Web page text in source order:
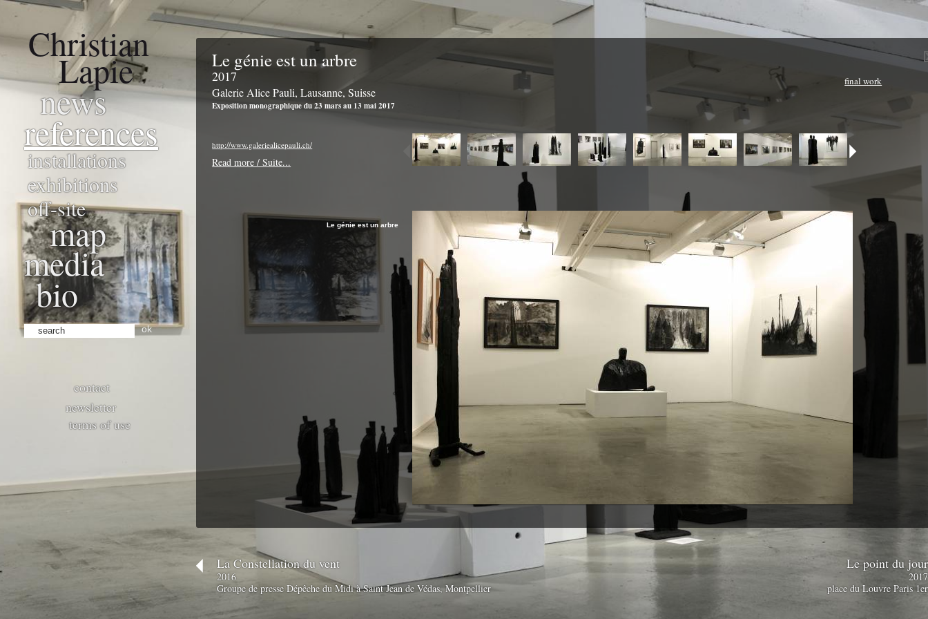
Christian
Lapie
news
references
installations
exhibitions
off-site
map
media
bio
ok
contact
newsletter
terms of use
final work
Le génie est un arbre
2017
Galerie Alice Pauli, Lausanne, Suisse
Exposition monographique du 23 mars au 13 mai 2017
http://www.galeriealicepauli.ch/
Read more / Suite...
Le génie est un arbre
La Constellation du vent
2016
Groupe de presse Dépêche du Midi à Saint Jean de Védas, Montpellier
Le point du jour
2017
place du Louvre Paris 1er